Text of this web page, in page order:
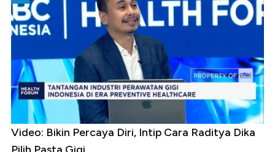
Video: Bikin Percaya Diri, Intip Cara Raditya Dika